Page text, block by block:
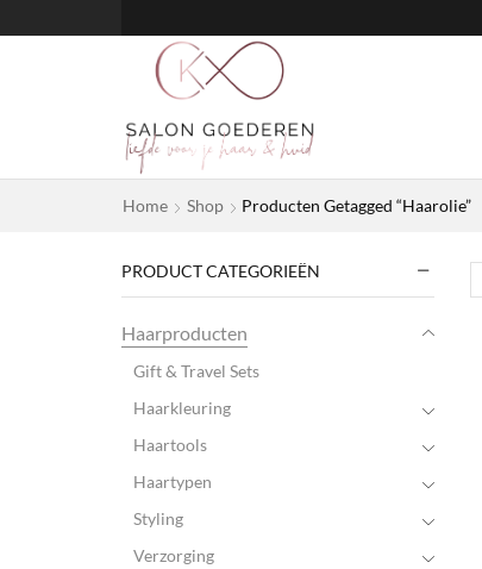
Home Shop Producten Getagged “Haarolie”
PRODUCT CATEGORIEËN
Haarproducten
Gift & Travel Sets
Haarkleuring
Haartools
Haartypen
Styling
Verzorging